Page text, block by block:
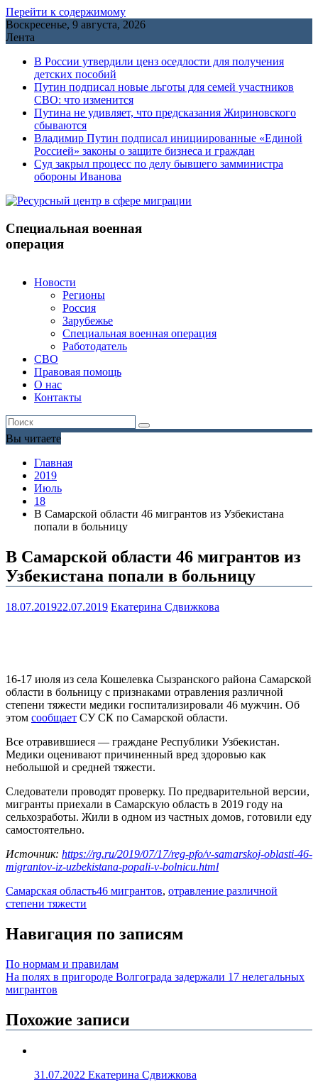
Перейти к содержимому
Воскресенье, 9 августа, 2026
Лента
В России утвердили ценз оседлости для получения
детских пособий
Путин подписал новые льготы для семей участников
СВО: что изменится
Путина не удивляет, что предсказания Жириновского
сбываются
Владимир Путин подписал инициированные «Единой
Россией» законы о защите бизнеса и граждан
Cуд закрыл процесс по делу бывшего замминистра
обороны Иванова
Специальная военная
операция
Новости
Регионы
Россия
Зарубежье
Специальная военная операция
Работодатель
СВО
Правовая помощь
О нас
Контакты
Вы читаете
Главная
2019
Июль
18
В Самарской области 46 мигрантов из Узбекистана
попали в больницу
В Самарской области 46 мигрантов из
Узбекистана попали в больницу
18.07.201922.07.2019 Екатерина Сдвижкова
16-17 июля из села Кошелевка Сызранского района Самарской
области в больницу с признаками отравления различной
степени тяжести медики госпитализировали 46 мужчин. Об
этом сообщает СУ СК по Самарской области.
Все отравившиеся — граждане Республики Узбекистан.
Медики оценивают причиненный вред здоровью как
небольшой и средней тяжести.
Следователи проводят проверку. По предварительной версии,
мигранты приехали в Самарскую область в 2019 году на
сельхозработы. Жили в одном из частных домов, готовили еду
самостоятельно.
Источник: https://rg.ru/2019/07/17/reg-pfo/v-samarskoj-oblasti-46-
migrantov-iz-uzbekistana-popali-v-bolnicu.html
Самарская область46 мигрантов, отравление различной
степени тяжести
Навигация по записям
По нормам и правилам
На полях в пригороде Волгограда задержали 17 нелегальных
мигрантов
Похожие записи
31.07.2022 Екатерина Сдвижкова